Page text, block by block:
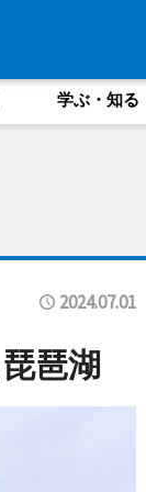
学ぶ・知る
2024.07.01
琶湖